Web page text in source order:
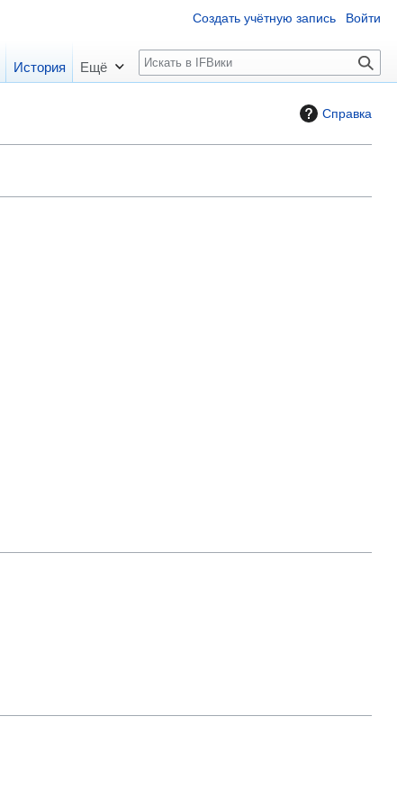
Справка
Создать учётную запись Войти
История Ещё
П
о
к